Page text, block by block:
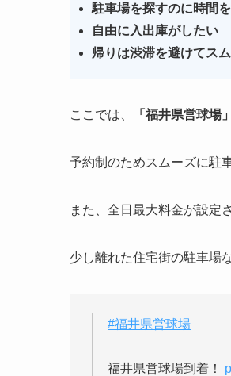
駐車場を探すのに時間
自由に入出庫がしたい
帰りは渋滞を避けてス
ここでは、 「 福井県営球場」
予約制のためスムーズに駐
また、全日最大料金が設定
少し離れた住宅街の駐車場
#福井県営球場
福井県営球場到着！